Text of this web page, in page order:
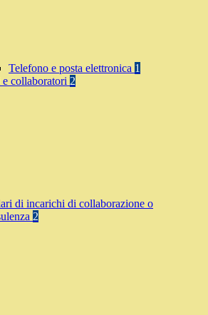
Telefono e posta elettronica 1
collaboratori 2
di incarichi di collaborazione o
2